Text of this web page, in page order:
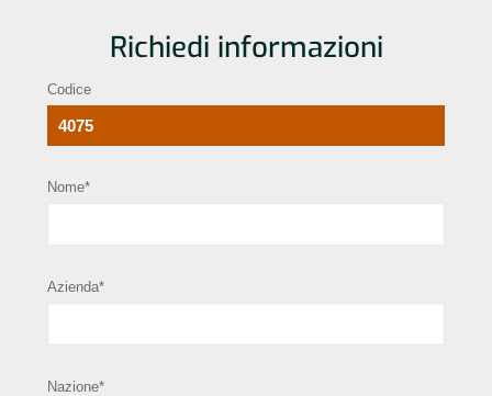
Richiedi informazioni
Codice
Nome*
Azienda*
Nazione*